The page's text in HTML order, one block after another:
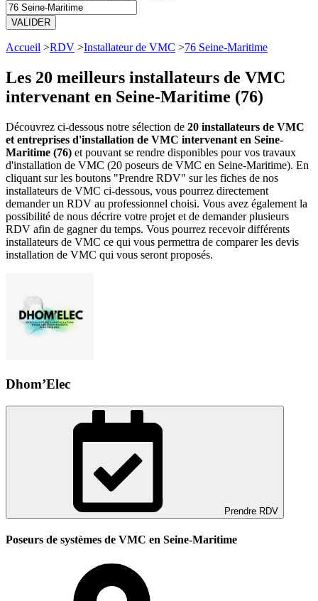
VALIDER
Accueil >RDV >Installateur de VMC >76 Seine-Maritime
Les 20 meilleurs installateurs de VMC
intervenant en Seine-Maritime (76)
Découvrez ci-dessous notre sélection de 20 installateurs de VMC
et entreprises d'installation de VMC intervenant en Seine-
Maritime (76) et pouvant se rendre disponibles pour vos travaux
d'installation de VMC (20 poseurs de VMC en Seine-Maritime). En
cliquant sur les boutons "Prendre RDV" sur les fiches de nos
installateurs de VMC ci-dessous, vous pourrez directement
demander un RDV au professionnel choisi. Vous avez également la
possibilité de nous décrire votre projet et de demander plusieurs
RDV afin de gagner du temps. Vous pourrez recevoir différents
installateurs de VMC ce qui vous permettra de comparer les devis
installation de VMC qui vous seront proposés.
Dhom’Elec
Prendre RDV
Poseurs de systèmes de VMC en Seine-Maritime